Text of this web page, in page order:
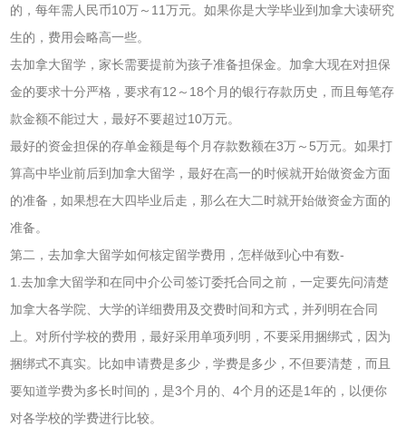
的，每年需人民币10万～11万元。如果你是大学毕业到加拿大读研究
生的，费用会略高一些。
去加拿大留学，家长需要提前为孩子准备担保金。加拿大现在对担保
金的要求十分严格，要求有12～18个月的银行存款历史，而且每笔存
款金额不能过大，最好不要超过10万元。
最好的资金担保的存单金额是每个月存款数额在3万～5万元。如果打
算高中毕业前后到加拿大留学，最好在高一的时候就开始做资金方面
的准备，如果想在大四毕业后走，那么在大二时就开始做资金方面的
准备。
第二，去加拿大留学如何核定留学费用，怎样做到心中有数-
1.去加拿大留学和在同中介公司签订委托合同之前，一定要先问清楚
加拿大各学院、大学的详细费用及交费时间和方式，并列明在合同
上。对所付学校的费用，最好采用单项列明，不要采用捆绑式，因为
捆绑式不真实。比如申请费是多少，学费是多少，不但要清楚，而且
要知道学费为多长时间的，是3个月的、4个月的还是1年的，以便你
对各学校的学费进行比较。